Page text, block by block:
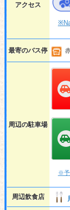
アクセス
最寄のバス停
周辺の駐車場
※予
周辺飲食店